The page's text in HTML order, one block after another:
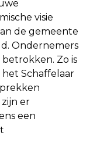
visie
de gemeente
Ondernemers
Zo is
Schaffelaar
er
een